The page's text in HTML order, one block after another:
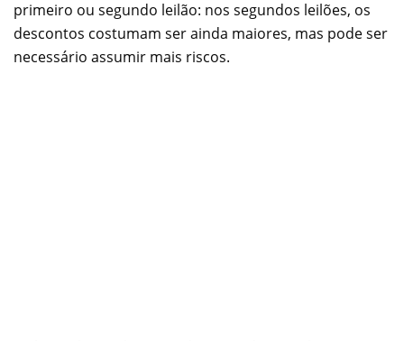
primeiro ou segundo leilão: nos segundos leilões, os
descontos costumam ser ainda maiores, mas pode ser
necessário assumir mais riscos.